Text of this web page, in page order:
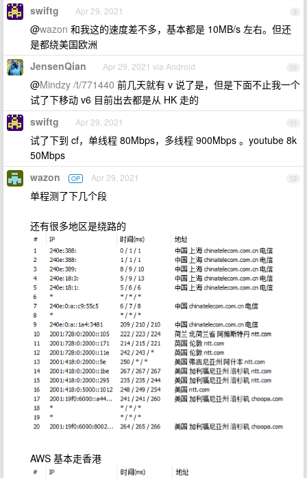
9
swiftg Apr 29, 2021
@wazon 和我这的速度差不多，基本都是 10MB/s 左右。但还
是都绕美国欧洲
10
JensenQian Apr 29, 2021 via Android
@Mindzy /t/771440 前几天就有 v 说了是，但是下面不止我一个
试了下移动 v6 目前出去都是从 HK 走的
11
swiftg Apr 29, 2021
试了下到 cf，单线程 80Mbps，多线程 900Mbps 。youtube 8k
50Mbps
12
wazon OP Apr 29, 2021
单程测了下几个段
还有很多地区是绕路的
AWS 基本走香港